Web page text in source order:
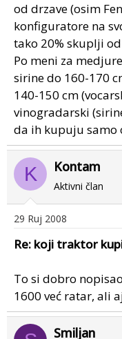
od drzave (osim
konfiguratore na
tako 20% skuplji
Po meni za
sirine do 160-170
140-150 cm
vinogradarski
da ih kupuju samo
K Kontam
Aktivni član
29 Ruj 2008
Re: koji traktor
To si dobro
1600 već ratar, ali
Smiljan